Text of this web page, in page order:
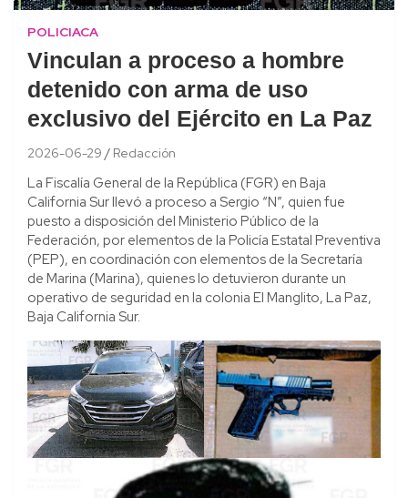
POLICIACA
Vinculan a proceso a hombre
detenido con arma de uso
exclusivo del Ejército en La Paz
2026-06-29 Redacción
La Fiscalía General de la República (FGR) en Baja
California Sur llevó a proceso a Sergio “N”, quien fue
puesto a disposición del Ministerio Público de la
Federación, por elementos de la Policía Estatal Preventiva
(PEP), en coordinación con elementos de la Secretaría
de Marina (Marina), quienes lo detuvieron durante un
operativo de seguridad en la colonia El Manglito, La Paz,
Baja California Sur.